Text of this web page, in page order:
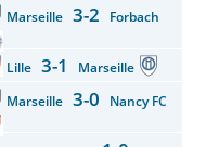
Marseille 3-2 Forbach
Lille 3-1
Marseille
Marseille 3-0 Nancy FC